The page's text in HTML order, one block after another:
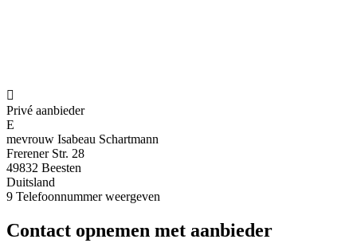

Privé aanbieder
E
mevrouw Isabeau Schartmann
Frerener Str. 28
49832 Beesten
Duitsland
9 Telefoonnummer weergeven
Contact opnemen met aanbieder